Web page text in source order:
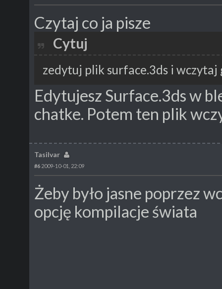
Czytaj co ja pisze
Cytuj
zedytuj plik surface.3ds i wczytaj
Edytujesz Surface.3ds w
chatke. Potem ten plik
Tasilvar
#6 2009-10-01, 22:09
Żeby było jasne poprzez
opcję kompilacje świata